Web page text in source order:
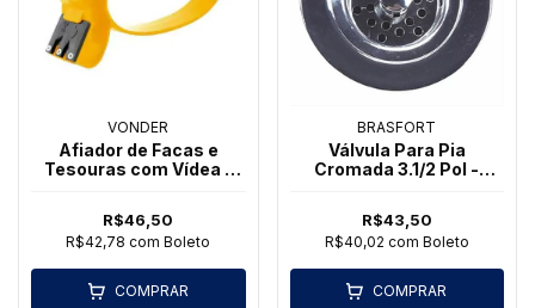
VONDER
Afiador de Facas e
Tesouras com Vídea -
R$46,50
R$42,78com Boleto
COMPRAR
BRASFORT
Válvula Para Pia
Cromada 3.1/2 Pol -
R$43,50
R$40,02 com Boleto
COMPRAR